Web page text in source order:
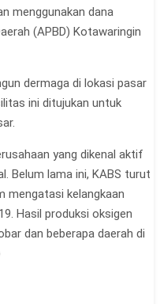
menggunakan dana
(APBD) Kotawaringin
dermaga di lokasi pasar
ini ditujukan untuk
yang dikenal aktif
Belum lama ini, KABS turut
mengatasi kelangkaan
Hasil produksi oksigen
dan beberapa daerah di